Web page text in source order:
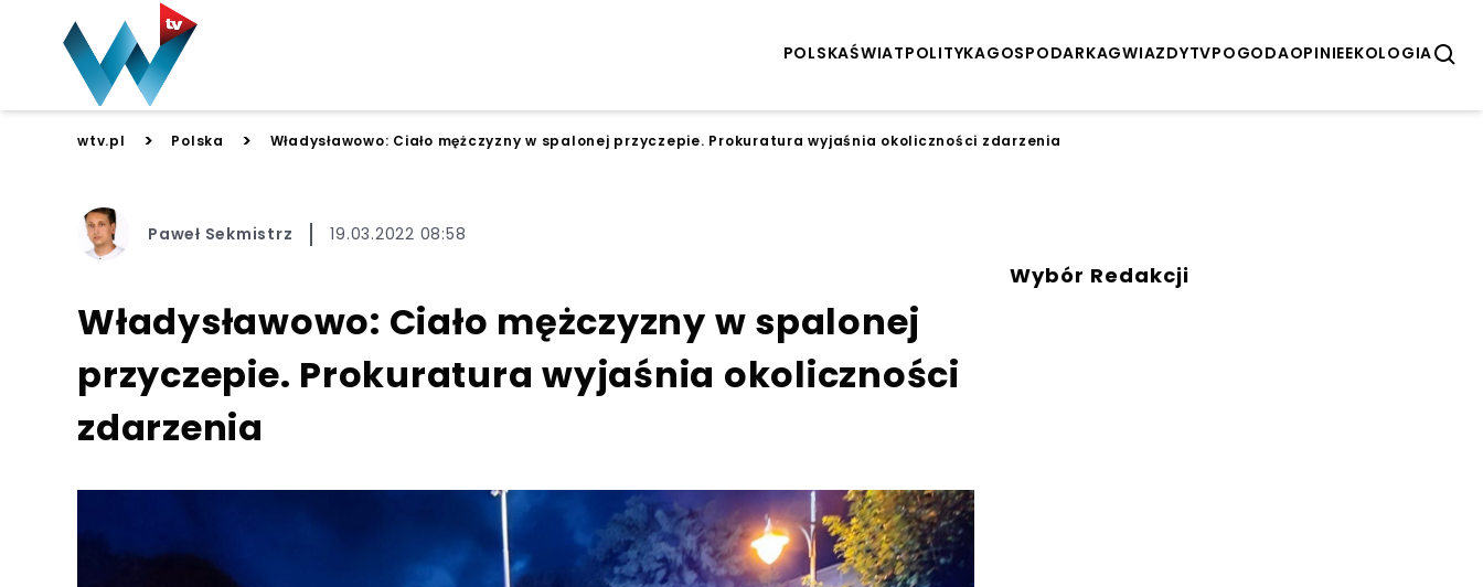
POLSKAŚWIATPOLITYKAGOSPODARKAGWIAZDYTVPOGODAOPINIEEKOLOGIA
wtv.pl > Polska > Władysławowo: Ciało mężczyzny w spalonej przyczepie. Prokuratura wyjaśnia okoliczności zdarzenia
Paweł Sekmistrz 19.03.2022 08:58
Władysławowo: Ciało mężczyzny w spalonej
przyczepie. Prokuratura wyjaśnia okoliczności
zdarzenia
Wybór Redakcji